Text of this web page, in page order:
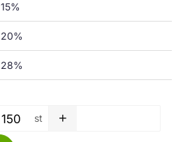
15%
20%
28%
Tvättpåse - 700 x 1150 x
st +